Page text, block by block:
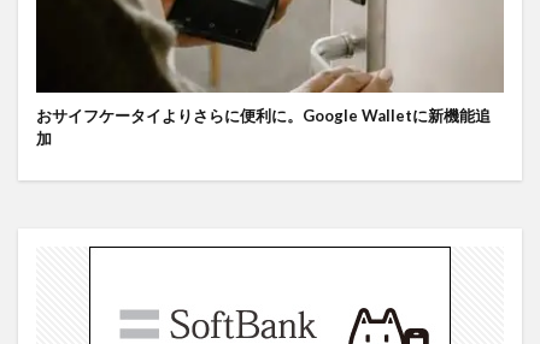
おサイフケータイよりさらに便利に。Google Walletに新機能追
加